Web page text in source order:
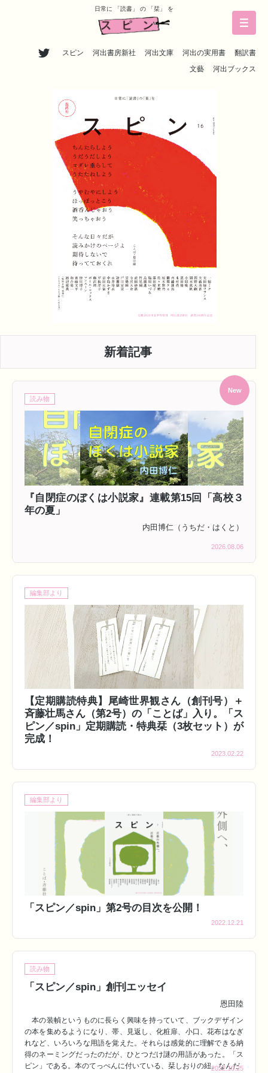
日常に 「読書」 の 「栞」 を
スピン 河出書房新社 河出文庫 河出の実用書
翻訳書
文藝
河出ブックス
新着記事
New
読み物
『自閉症のぼくは小説家』連載第15回「高校３
年の夏」
内田博仁（うちだ・はくと）
2026.08.06
編集部より
【定期購読特典】尾崎世界観さん（創刊号）＋
斉藤壮馬さん（第2号）の「ことば」入り。「ス
ピン／spin」定期購読・特典栞（3枚セット）が
完成！
2023.02.22
編集部より
「スピン／spin」第2号の目次を公開！
2022.12.21
読み物
「スピン／spin」創刊エッセイ
恩田陸
本の装幀というものに長らく興味を持っていて、ブックデザイン
の本を集めるようになり、帯、見返し、化粧扉、小口、花布はなぎ
れなど、いろいろな用語を覚えた。それらは感覚的に理解できる納
得のネーミングだったのだが、ひとつだけ謎の用語があった。「ス
ピン」である。本のてっぺんに付いている、栞しおりの紐。なんだ
2022.10.25